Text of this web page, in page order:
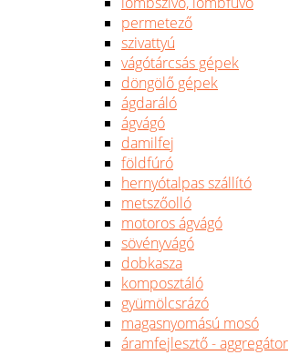
permetező
szivattyú
vágótárcsás gépek
döngölő gépek
ágdaráló
ágvágó
damilfej
földfúró
hernyótalpas szállító
metszőolló
motoros ágvágó
sövényvágó
dobkasza
komposztáló
gyümölcsrázó
magasnyomású mosó
áramfejlesztő - aggregátor